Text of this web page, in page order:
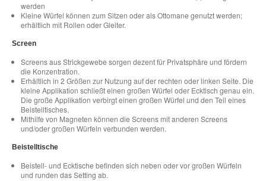
werden​
Kleine Würfel können zum Sitzen oder als Ottomane genutzt werden;
erhältlich mit Rollen oder Gleiter​.
Screen​
Screens aus Strickgewebe sorgen dezent für Privatsphäre und fördern
die Konzentration.
Erhältlich in 2 Größen zur Nutzung auf der rechten oder linken Seite. Die
kleine Applikation schließt einen großen Würfel oder Ecktisch genau ein.
Die große Applikation verbirgt einen großen Würfel und den Teil eines
Beistelltisches.
Mithilfe von Magneten können die Screens mit anderen Screens
und/oder großen Würfeln verbunden werden​.
Beistelltische​
Beistell- und Ecktische befinden sich neben oder vor großen Würfeln
und runden das Setting ab.